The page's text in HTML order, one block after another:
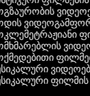
ფილმის